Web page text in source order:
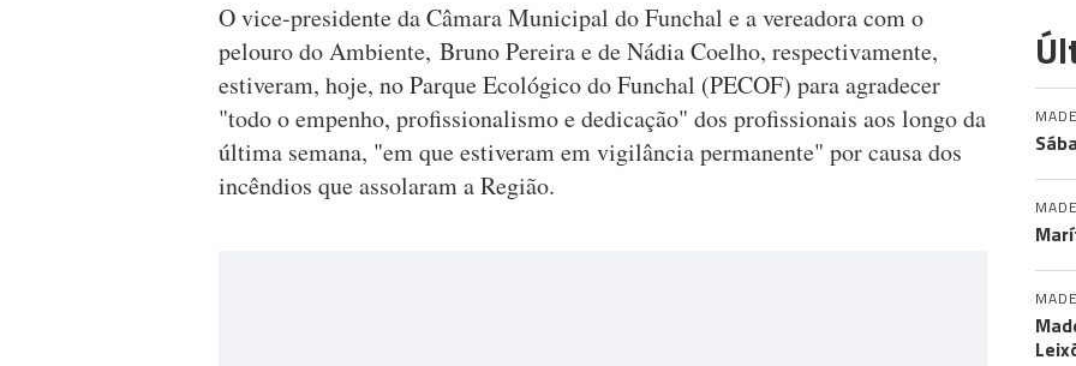
O vice-presidente da Câmara Municipal do Funchal e a vereadora com o
pelouro do Ambiente, Bruno Pereira e de Nádia Coelho, respectivamente,
estiveram, hoje, no Parque Ecológico do Funchal (PECOF) para agradecer
"todo o empenho, profissionalismo e dedicação" dos profissionais aos longo da
última semana, "em que estiveram em vigilância permanente" por causa dos
incêndios que assolaram a Região.